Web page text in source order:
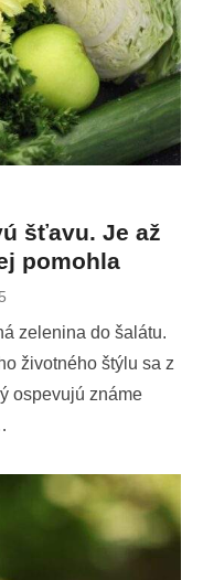
šťavu. Je až
pomohla
zelenina do šalátu.
životného štýlu sa z
ospevujú známe